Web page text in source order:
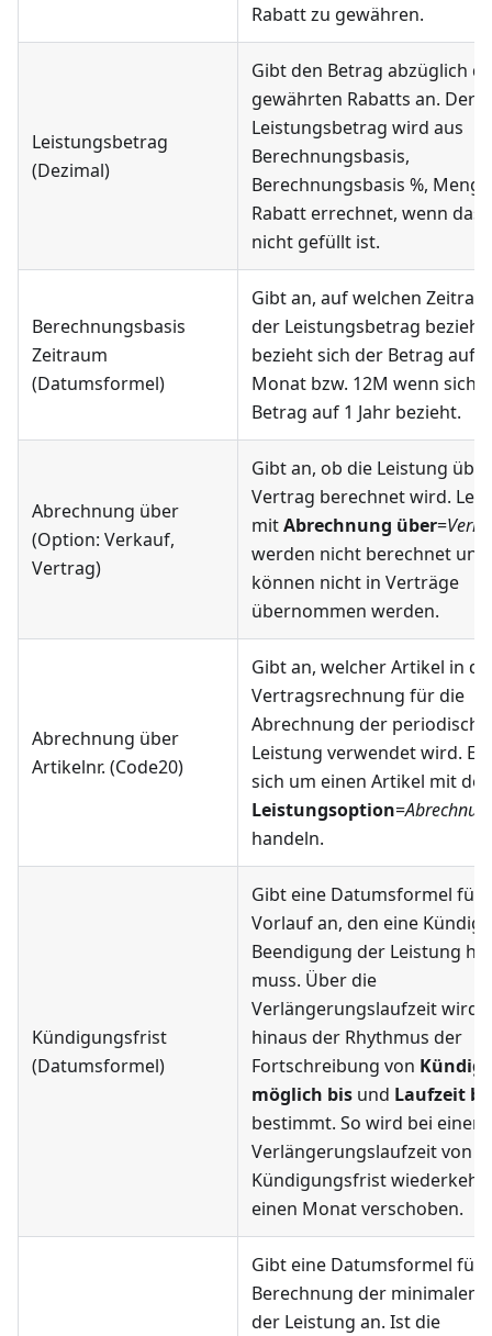
Rabatt zu gewähren.
Leistungsbetrag
(Dezimal)
Gibt den Betrag abzüglich
gewährten Rabatts an. Der
Leistungsbetrag wird aus
Berechnungsbasis,
Berechnungsbasis %,
Rabatt errechnet, wenn das
nicht gefüllt ist.
Berechnungsbasis
Zeitraum
(Datumsformel)
Gibt an, auf welchen
der Leistungsbetrag
bezieht sich der Betrag auf
Monat bzw. 12M wenn sich
Betrag auf 1 Jahr bezieht.
Abrechnung über
(Option: Verkauf,
Vertrag)
Gibt an, ob die Leistung
Vertrag berechnet wird.
mitAbrechnung über=
werden nicht berechnet und
können nicht in Verträge
übernommen werden.
Abrechnung über
Artikelnr. (Code20)
Gibt an, welcher Artikel in
Vertragsrechnung für die
Abrechnung der
Leistung verwendet wird. Es
sich um einen Artikel mit der
Leistungsoption=
handeln.
Kündigungsfrist
(Datumsformel)
Gibt eine Datumsformel für
Vorlauf an, den eine
Beendigung der Leistung
muss. Über die
Verlängerungslaufzeit wird
hinaus der Rhythmus der
Fortschreibung von
möglich bis und Laufzeit
bestimmt. So wird bei einer
Verlängerungslaufzeit von
Kündigungsfrist
einen Monat verschoben.
Gibt eine Datumsformel für
Berechnung der minimalen
der Leistung an. Ist die